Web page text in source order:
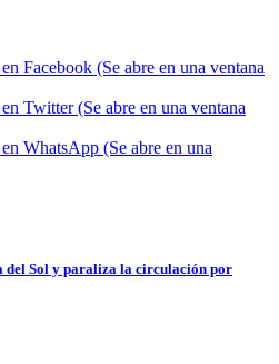
Facebook (Se abre en una ventana
Twitter (Se abre en una ventana
WhatsApp (Se abre en una
del Sol y paraliza la circulación por